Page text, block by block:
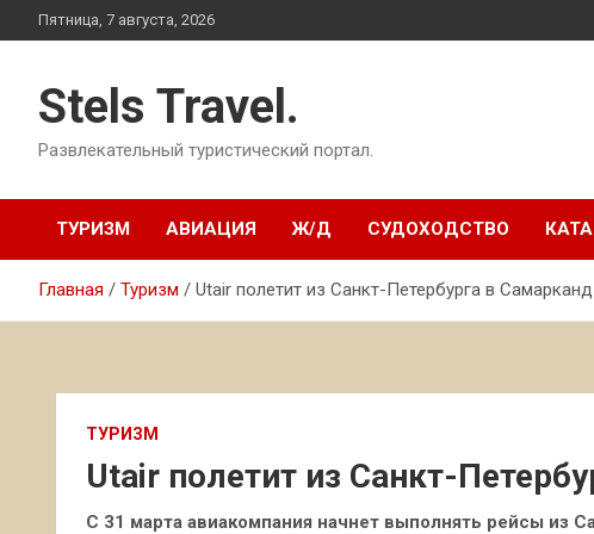
Перейти
к
Пятница, 7 августа, 2026
Stels Travel.
Развлекательный туристический портал.
ТУРИЗМ АВИАЦИЯ Ж/Д СУДОХОДСТВО
Главная Туризм Utair полетит из Санкт-Петербурга в Самарканд
ТУРИЗМ
Utair полетит из Санкт-
С 31 марта авиакомпания начнет выполнять рейсы из